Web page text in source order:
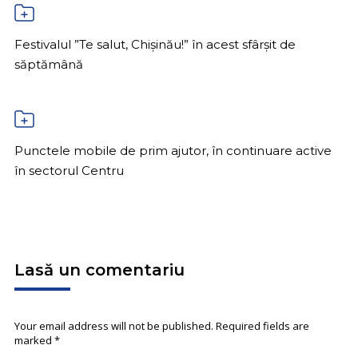
Festivalul ”Te salut, Chișinău!” în acest sfârșit de
săptămână
Punctele mobile de prim ajutor, în continuare active
în sectorul Centru
Lasă un comentariu
Your email address will not be published. Required fields are
marked *